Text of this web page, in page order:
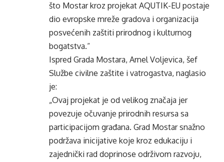
što Mostar kroz projekat AQUTIK-EU postaje
dio evropske mreže gradova i organizacija
posvećenih zaštiti prirodnog i kulturnog
bogatstva.“
Ispred Grada Mostara, Arnel Voljevica, šef
Službe civilne zaštite i vatrogastva, naglasio
je:
„Ovaj projekat je od velikog značaja jer
povezuje očuvanje prirodnih resursa sa
participacijom građana. Grad Mostar snažno
podržava inicijative koje kroz edukaciju i
zajednički rad doprinose održivom razvoju,